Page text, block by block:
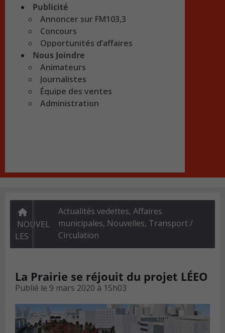
Publicité
Annoncer sur FM103,3
Concours
Opportunités d’affaires
Nous Joindre
Animateurs
Journalistes
Équipe des ventes
Administration
NOUVEL
LES
Actualités vedettes,Affaires
municipales, Nouvelles, Transport /
Circulation
La Prairie se réjouit du projet LÉEO
Publié le 9 mars 2020 à 15h03